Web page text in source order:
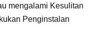
mengalami Kesulitan
Penginstalan